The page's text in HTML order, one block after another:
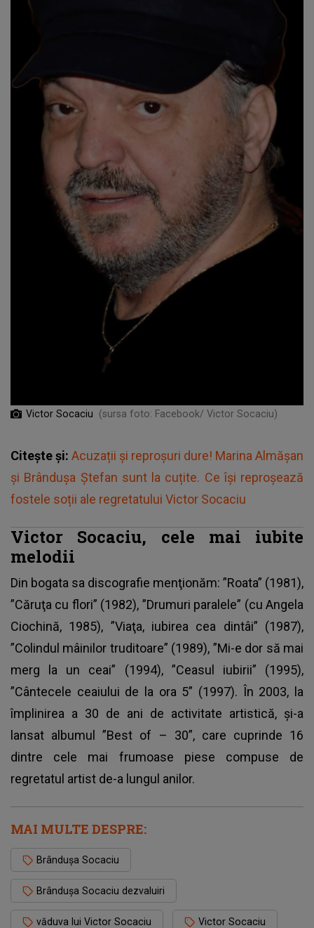
Victor Socaciu (sursa foto: Facebook/ Victor Socaciu)
Citește și: Acuzații și reproșuri dure! Marina Almășan
și Brândușa Ștefan sunt la cuțite. Ce își reproșează
fostele soții ale regretatului Victor Socaciu
Victor Socaciu, cele mai iubite
melodii
Din bogata sa discografie menţionăm: ”Roata” (1981),
”Căruţa cu flori” (1982), ”Drumuri paralele” (cu Angela
Ciochină, 1985), ”Viaţa, iubirea cea dintâi” (1987),
”Colindul mâinilor truditoare” (1989), ”Mi-e dor să mai
merg la un ceai” (1994), ”Ceasul iubirii” (1995),
”Cântecele ceaiului de la ora 5” (1997). În 2003, la
împlinirea a 30 de ani de activitate artistică, şi-a
lansat albumul ”Best of – 30”, care cuprinde 16
dintre cele mai frumoase piese compuse de
regretatul artist de-a lungul anilor.
MAI MULTE DESPRE:
Brândușa Socaciu
Brândușa Socaciu dezvaluiri
văduva lui Victor Socaciu Victor Socaciu